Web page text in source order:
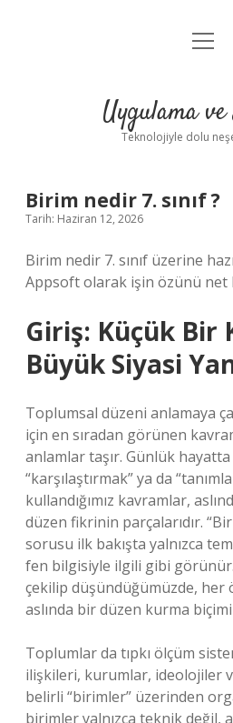
Anasayfa
Yasal
Uygulama ve
Teknolojiyle dolu
Birim nedir 7. sınıf ?
Tarih: Haziran 12, 2026
Birim nedir 7. sınıf üzerine
Appsoft olarak işin özünü net
Giriş: Küçük Bir
Büyük Siyasi
Toplumsal düzeni anlamaya
için en sıradan görünen
anlamlar taşır. Günlük hayatta
“karşılaştırmak” ya da
kullandığımız kavramlar,
düzen fikrinin parçalarıdır.
sorusu ilk bakışta yalnızca
fen bilgisiyle ilgili gibi
çekilip düşündüğümüzde, her
aslında bir düzen kurma
Toplumlar da tıpkı ölçüm
ilişkileri, kurumlar, ideolojiler
belirli “birimler” üzerinden
birimler yalnızca teknik değil,